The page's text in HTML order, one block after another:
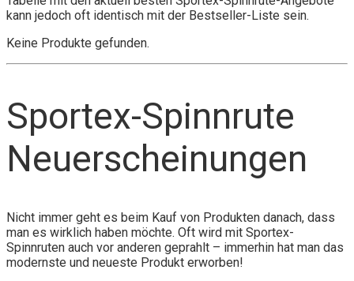
kann jedoch oft identisch mit der Bestseller-Liste sein.
Keine Produkte gefunden.
Sportex-Spinnrute
Neuerscheinungen
Nicht immer geht es beim Kauf von Produkten danach, dass
man es wirklich haben möchte. Oft wird mit Sportex-
Spinnruten auch vor anderen geprahlt – immerhin hat man das
modernste und neueste Produkt erworben!